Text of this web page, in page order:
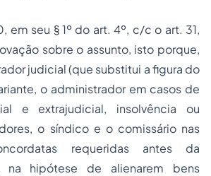
em seu § 1º do art. 4º, c/c o art. 31,
sobre o assunto, isto porque,
judicial (que substitui a figura do
o administrador em casos de
e extrajudicial, insolvência ou
o síndico e o comissário nas
requeridas antes da
na hipótese de alienarem bens